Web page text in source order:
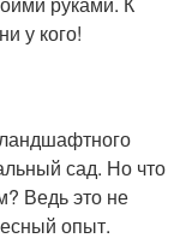
у кого!
сад. Но что
Ведь это не
опыт.